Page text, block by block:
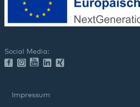
Social Media:
Impressum